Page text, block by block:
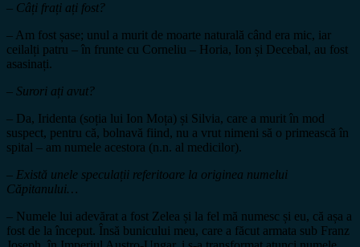
– Câți frați ați fost?
– Am fost șase; unul a murit de moarte naturală când era mic, iar
ceilalți patru – în frunte cu Corneliu – Horia, Ion și Decebal, au fost
asasinați.
– Surori ați avut?
– Da, Iridenta (soția lui Ion Moța) și Silvia, care a murit în mod
suspect, pentru că, bolnavă fiind, nu a vrut nimeni să o primească în
spital – am numele acestora (n.n. al medicilor).
– Există unele speculații referitoare la originea numelui
Căpitanului…
– Numele lui adevărat a fost Zelea și la fel mă numesc și eu, că așa a
fost de la început. Însă bunicului meu, care a făcut armata sub Franz